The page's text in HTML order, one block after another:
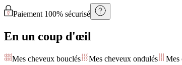
Paiement 100% sécurisé
En un coup d'œil
Mes cheveux bouclés Mes cheveux ondulés Mes